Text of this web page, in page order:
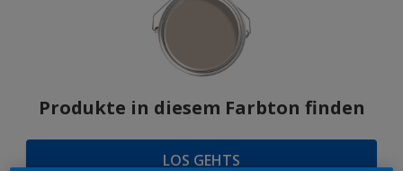
Produkte in diesem Farbton finden
LOS GEHTS